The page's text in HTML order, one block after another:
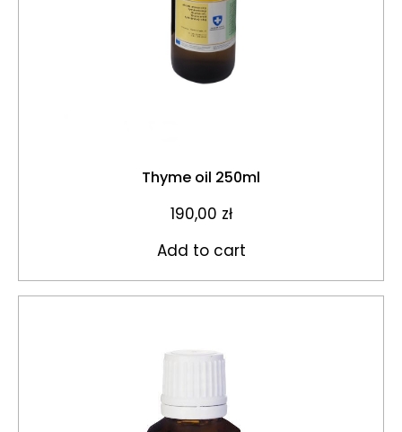
Thyme oil 250ml
190,00 zł
Add to cart